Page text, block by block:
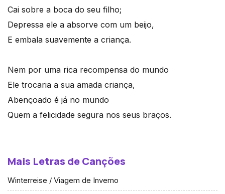
Cai sobre a boca do seu filho;
Depressa ele a absorve com um beijo,
E embala suavemente a criança.
Nem por uma rica recompensa do mundo
Ele trocaria a sua amada criança,
Abençoado é já no mundo
Quem a felicidade segura nos seus braços.
Mais Letras de Canções
Winterreise / Viagem de Inverno